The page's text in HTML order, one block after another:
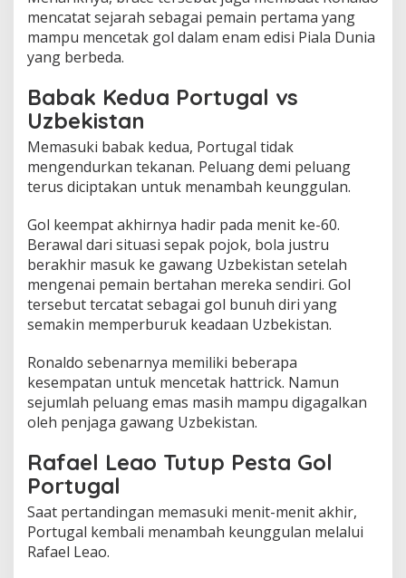
mencatat sejarah sebagai pemain pertama yang
mampu mencetak gol dalam enam edisi Piala Dunia
yang berbeda.
Babak Kedua Portugal vs
Uzbekistan
Memasuki babak kedua, Portugal tidak
mengendurkan tekanan. Peluang demi peluang
terus diciptakan untuk menambah keunggulan.
Gol keempat akhirnya hadir pada menit ke-60.
Berawal dari situasi sepak pojok, bola justru
berakhir masuk ke gawang Uzbekistan setelah
mengenai pemain bertahan mereka sendiri. Gol
tersebut tercatat sebagai gol bunuh diri yang
semakin memperburuk keadaan Uzbekistan.
Ronaldo sebenarnya memiliki beberapa
kesempatan untuk mencetak hattrick. Namun
sejumlah peluang emas masih mampu digagalkan
oleh penjaga gawang Uzbekistan.
Rafael Leao Tutup Pesta Gol
Portugal
Saat pertandingan memasuki menit-menit akhir,
Portugal kembali menambah keunggulan melalui
Rafael Leao.